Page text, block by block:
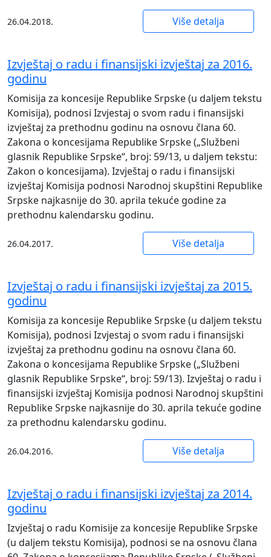
26.04.2018. Više detalja
Izvještaj o radu i finansijski izvještaj za 2016.
godinu
Komisija za koncesije Republike Srpske (u daljem tekstu
Komisija), podnosi Izvjestaj o svom radu i finansijski
izvještaj za prethodnu godinu na osnovu člana 60.
Zakona o koncesijama Republike Srpske („Službeni
glasnik Republike Srpske“, broj: 59/13, u daljem tekstu:
Zakon o koncesijama). Izvještaj o radu i finansijski
izvještaj Komisija podnosi Narodnoj skupštini Republike
Srpske najkasnije do 30. aprila tekuće godine za
prethodnu kalendarsku godinu.
26.04.2017. Više detalja
Izvještaj o radu i finansijski izvještaj za 2015.
godinu
Komisija za koncesije Republike Srpske (u daljem tekstu
Komisija), podnosi Izvjestaj o svom radu i finansijski
izvještaj za prethodnu godinu na osnovu člana 60.
Zakona o koncesijama Republike Srpske („Službeni
glasnik Republike Srpske“, broj: 59/13). Izvještaj o radu i
finansijski izvještaj Komisija podnosi Narodnoj skupštini
Republike Srpske najkasnije do 30. aprila tekuće godine
za prethodnu kalendarsku godinu.
26.04.2016. Više detalja
Izvještaj o radu i finansijski izvještaj za 2014.
godinu
Izvještaj o radu Komisije za koncesije Republike Srpske
(u daljem tekstu Komisija), podnosi se na osnovu člana